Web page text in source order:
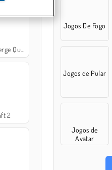
Quest
2
Jogos De Fogo
Jogos de Pular
Jogos de
Avatar